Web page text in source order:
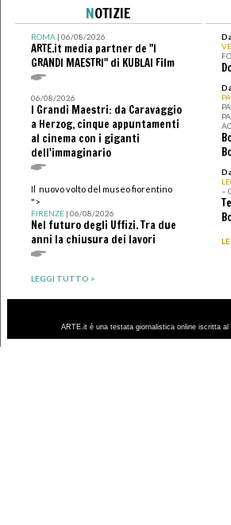
NOTIZIE
ROMA| 06/08/2026
ARTE.it media partner de "I
GRANDI MAESTRI" di KUBLAI Film
06/08/2026
I Grandi Maestri: da Caravaggio
a Herzog, cinque appuntamenti
al cinema con i giganti
dell'immaginario
Il nuovo volto del museo fiorentino
">
FIRENZE| 06/08/2026
Nel futuro degli Uffizi. Tra due
anni la chiusura dei lavori
LEGGI TUTTO >
–
ARTE.it è una testata giornalistica online iscritta